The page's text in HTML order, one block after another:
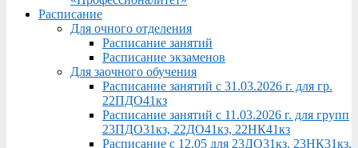
Расписание
Для очного отделения
Расписание занятий
Расписание экзаменов
Для заочного обучения
Расписание занятий с 31.03.2026 г. для гр.
22ПДО41кз
Расписание занятий с 11.03.2026 г. для групп
23ПДО31кз, 22ДО41кз, 22НК41кз
Расписание с 12.05 для 23ДО31кз, 23НК31кз,